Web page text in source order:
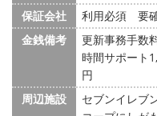
保証会社
利用必須 要
金銭備考
更新事務手
時間サポート
円
周辺施設
セブンイレブ